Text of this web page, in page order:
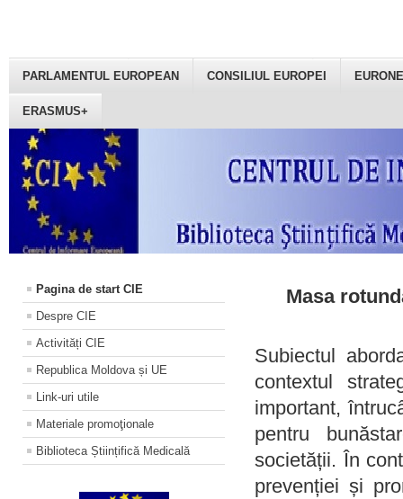
PARLAMENTUL EUROPEAN CONSILIUL EUROPEI
ERASMUS+
Pagina de start CIE
Despre CIE
Activități CIE
Republica Moldova și UE
Link-uri utile
Materiale promoţionale
Biblioteca Științifică Medicală
Masa
Subiectul
contextul
important,
pentru
societății. În
prevenției și